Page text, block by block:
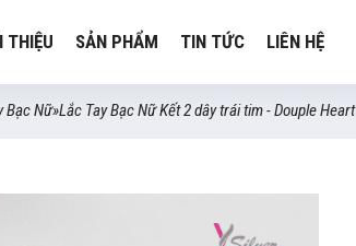
THIỆU SẢN PHẨM TIN TỨC LIÊN HỆ
Bạc Nữ»Lắc Tay Bạc Nữ Kết 2 dây trái tim - Douple Heart